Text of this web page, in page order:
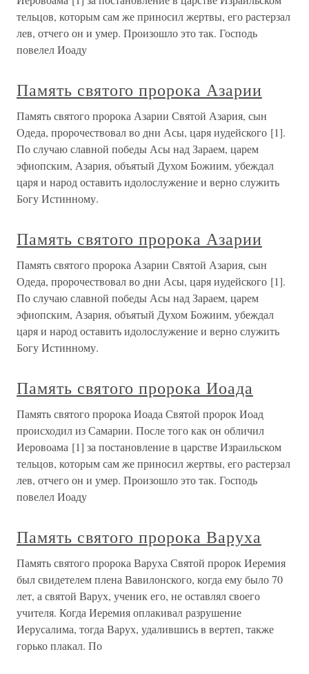
тельцов, которым сам же приносил жертвы, его растерзал
лев, отчего он и умер. Произошло это так. Господь
повелел Иоаду
Память святого пророка Азарии
Память святого пророка Азарии Святой Азария, сын
Одеда, пророчествовал во дни Асы, царя иудейского [1].
По случаю славной победы Асы над Зараем, царем
эфиопским, Азария, объятый Духом Божиим, убеждал
царя и народ оставить идолослужение и верно служить
Богу Истинному.
Память святого пророка Азарии
Память святого пророка Азарии Святой Азария, сын
Одеда, пророчествовал во дни Асы, царя иудейского [1].
По случаю славной победы Асы над Зараем, царем
эфиопским, Азария, объятый Духом Божиим, убеждал
царя и народ оставить идолослужение и верно служить
Богу Истинному.
Память святого пророка Иоада
Память святого пророка Иоада Святой пророк Иоад
происходил из Самарии. После того как он обличил
Иеровоама [1] за постановление в царстве Израильском
тельцов, которым сам же приносил жертвы, его растерзал
лев, отчего он и умер. Произошло это так. Господь
повелел Иоаду
Память святого пророка Варуха
Память святого пророка Варуха Святой пророк Иеремия
был свидетелем плена Вавилонского, когда ему было 70
лет, а святой Варух, ученик его, не оставлял своего
учителя. Когда Иеремия оплакивал разрушение
Иерусалима, тогда Варух, удалившись в вертеп, также
горько плакал. По